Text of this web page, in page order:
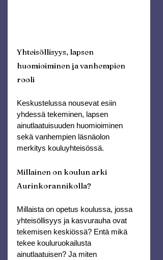
Yhteisöllisyys, lapsen
huomioiminen ja vanhempien
rooli
Keskustelussa nousevat esiin
yhdessä tekeminen, lapsen
ainutlaatuisuuden huomioiminen
sekä vanhempien läsnäolon
merkitys kouluyhteisössä.
Millainen on koulun arki
Aurinkorannikolla?
Millaista on opetus koulussa, jossa
yhteisöllisyys ja kasvurauha ovat
tekemisen keskiössä? Entä mikä
tekee kouluruokailusta
ainutlaatuisen? Ja miten